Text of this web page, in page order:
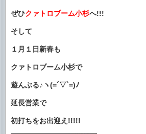
ぜひクァトロブーム小杉へ!!!
そして
１月１日新春も
クァトロブーム小杉で
遊んぶる♪ヽ(=´▽`=)ﾉ
延長営業で
初打ちをお出迎え!!!!!